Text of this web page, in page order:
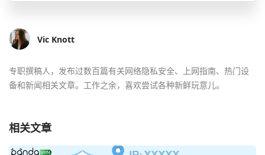
Vic Knott
专职撰稿人，发布过数百篇有关网络隐私安全、上网指南、热门设
备和新闻相关文章。工作之余，喜欢尝试各种新鲜玩意儿。
相关文章